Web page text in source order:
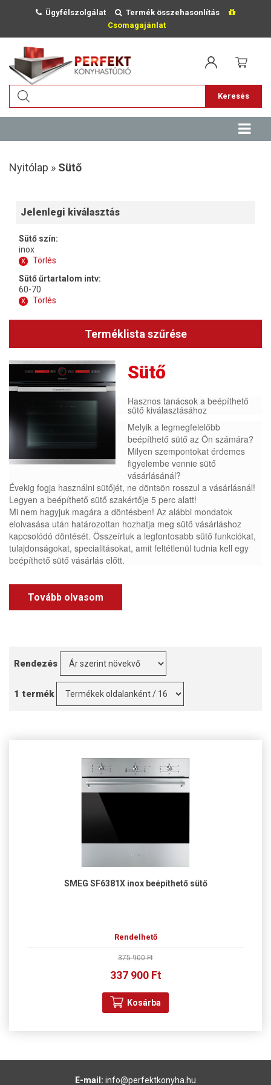
Ügyfélszolgálat
Termék összehasonlítás
Csomagajánlat
Keresés
Nyitólap » Sütő
Jelenlegi kiválasztás
Sütő szín:
inox
x
Törlés
Sütő űrtartalom intv:
60-70
x
Törlés
Terméklista szűrése
Sütő
Hasznos tanácsok a beépíthető
sütő kiválasztásához
Melyik a legmegfelelőbb
beépíthető sütő az Ön számára?
Milyen szempontokat érdemes
figyelembe vennie sütő
vásárlásánál?
Évekig fogja használni sütőjét, ne döntsön rosszul a vásárlásnál!
Legyen a beépíthető sütő szakértője 5 perc alatt!
Mi nem hagyjuk magára a döntésben! Az alábbi mondatok
elolvasása után határozottan hozhatja meg sütő vásárláshoz
kapcsolódó döntését. Összeírtuk a legfontosabb sütő funkciókat,
tulajdonságokat, specialitásokat, amit feltétlenül tudnia kell egy
beépíthető sütő vásárlás előtt.
Tovább olvasom
Rendezés
1 termék
SMEG SF6381X inox beépíthető sütő
Rendelhető
375 900 Ft
337 900 Ft
Kosárba
E-mail: info@perfektkonyha.hu